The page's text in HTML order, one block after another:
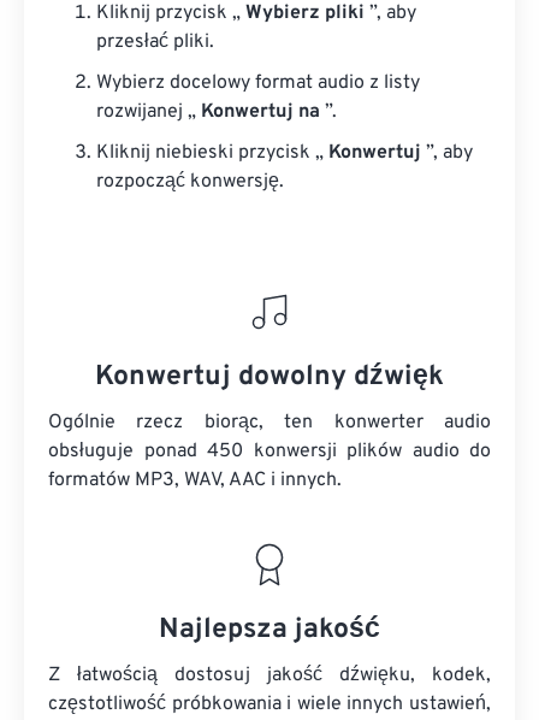
Kliknij przycisk „ Wybierz pliki ”, aby
przesłać pliki.
Wybierz docelowy format audio z listy
rozwijanej „ Konwertuj na ”.
Kliknij niebieski przycisk „ Konwertuj ”, aby
rozpocząć konwersję.
Konwertuj dowolny dźwięk
Ogólnie rzecz biorąc, ten konwerter audio
obsługuje ponad 450 konwersji plików audio do
formatów MP3, WAV, AAC i innych.
Najlepsza jakość
Z łatwością dostosuj jakość dźwięku, kodek,
częstotliwość próbkowania i wiele innych ustawień,